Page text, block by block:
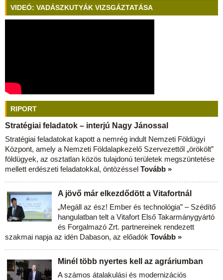
VIDEÓ: VADÁSZKUTYÁK VIZSGÁZTATÁSA
RIPORT
Stratégiai feladatok – interjú Nagy Jánossal
Stratégiai feladatokat kapott a nemrég indult Nemzeti Földügyi
Központ, amely a Nemzeti Földalapkezelő Szervezettől „örökölt”
földügyek, az osztatlan közös tulajdonú területek megszüntetése
mellett erdészeti feladatokkal, öntözéssel Tovább »
A jövő már elkezdődött a Vitafortnál
„Megáll az ész! Ember és technológia” – Szédítő
hangulatban telt a Vitafort Első Takarmánygyártó
és Forgalmazó Zrt. partnereinek rendezett
szakmai napja az idén Dabason, az előadók Tovább »
Minél több nyertes kell az agráriumban
A számos átalakulási és modernizációs